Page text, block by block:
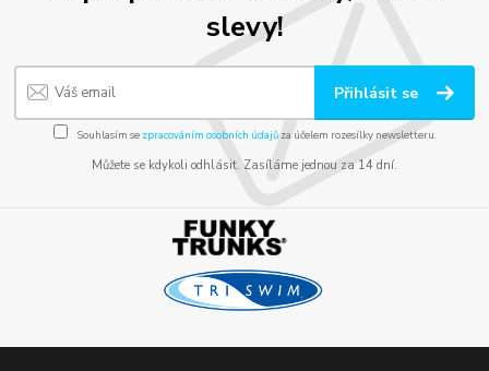
slevy!
Přihlásit se
Souhlasím se zpracováním osobních údajůza účelem rozesílky newsletteru.
Můžete se kdykoli odhlásit. Zasíláme jednou za 14 dní.